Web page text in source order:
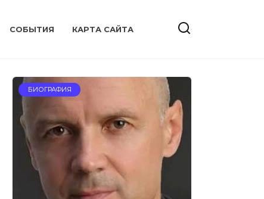
CОБЫТИЯ КАРТА САЙТА
БИОГРАФИЯ